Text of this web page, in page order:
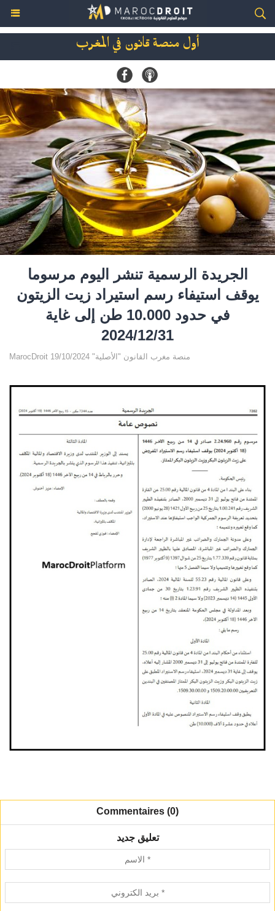
أول منصة قانون في المغرب
الجريدة الرسمية تنشر اليوم مرسوما
يوقف استيفاء رسم استيراد زيت الزيتون
في حدود 10.000 طن إلى غاية
2024/12/31
MarocDroit منصة مغرب القانون "الأصلية" 19/10/2024
Commentaires (0)
تعليق جديد